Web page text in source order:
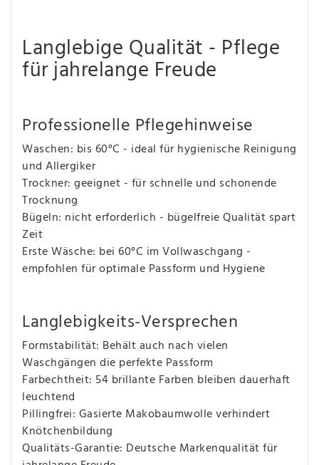
Langlebige Qualität - Pflege
für jahrelange Freude
Professionelle Pflegehinweise
Waschen: bis 60°C - ideal für hygienische Reinigung
und Allergiker
Trockner: geeignet - für schnelle und schonende
Trocknung
Bügeln: nicht erforderlich - bügelfreie Qualität spart
Zeit
Erste Wäsche: bei 60°C im Vollwaschgang -
empfohlen für optimale Passform und Hygiene
Langlebigkeits-Versprechen
Formstabilität: Behält auch nach vielen
Waschgängen die perfekte Passform
Farbechtheit: 54 brillante Farben bleiben dauerhaft
leuchtend
Pillingfrei: Gasierte Makobaumwolle verhindert
Knötchenbildung
Qualitäts-Garantie: Deutsche Markenqualität für